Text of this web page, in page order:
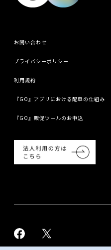
お問い合わせ
プライバシーポリシー
利用規約
『GO』アプリにおける配車の仕組み
『GO』販促ツールのお申込